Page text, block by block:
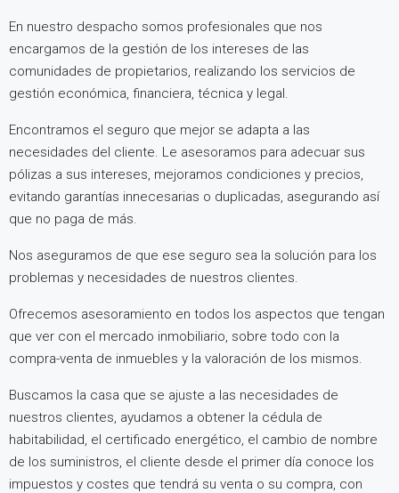
En nuestro despacho somos profesionales que nos
encargamos de la gestión de los intereses de las
comunidades de propietarios, realizando los servicios de
gestión económica, financiera, técnica y legal.
Encontramos el seguro que mejor se adapta a las
necesidades del cliente. Le asesoramos para adecuar sus
pólizas a sus intereses, mejoramos condiciones y precios,
evitando garantías innecesarias o duplicadas, asegurando así
que no paga de más.
Nos aseguramos de que ese seguro sea la solución para los
problemas y necesidades de nuestros clientes.
Ofrecemos asesoramiento en todos los aspectos que tengan
que ver con el mercado inmobiliario, sobre todo con la
compra-venta de inmuebles y la valoración de los mismos.
Buscamos la casa que se ajuste a las necesidades de
nuestros clientes, ayudamos a obtener la cédula de
habitabilidad, el certificado energético, el cambio de nombre
de los suministros, el cliente desde el primer día conoce los
impuestos y costes que tendrá su venta o su compra, con